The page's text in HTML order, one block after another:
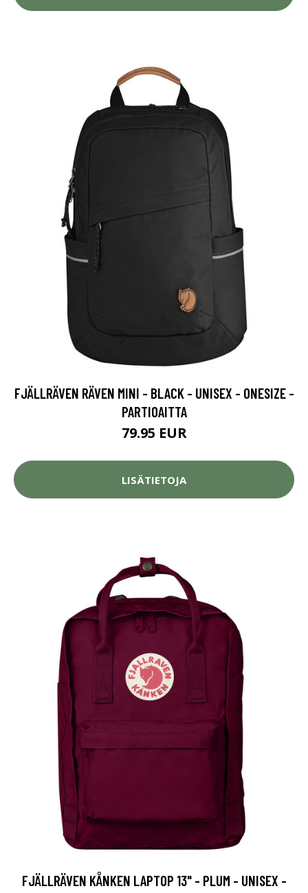
FJÄLLRÄVEN RÄVEN MINI - BLACK - UNISEX - ONESIZE -
PARTIOAITTA
79.95 EUR
LISÄTIETOJA
FJÄLLRÄVEN KÅNKEN LAPTOP 13" - PLUM - UNISEX -